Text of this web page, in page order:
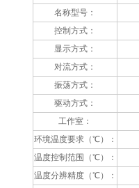
名称型号：
控制方式：
显示方式：
对流方式：
振荡方式：
驱动方式：
工作室：
环境温度要求（℃）：
温度控制范围（℃）：
温度分辨精度（℃）：